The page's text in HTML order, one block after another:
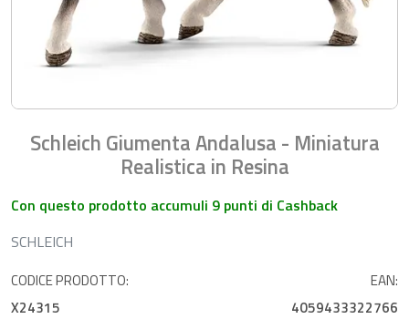
Schleich Giumenta Andalusa - Miniatura
Realistica in Resina
Con questo prodotto accumuli 9 punti di Cashback
SCHLEICH
CODICE PRODOTTO:
X24315
EAN:
4059433322766